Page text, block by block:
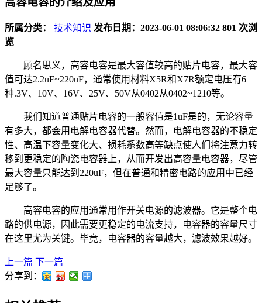
所属分类： 技术知识 发布日期：2023-06-01 08:06:32 801 次浏
览
顾名思义，高容电容是最大容值较高的贴片电容，最大容
值可达2.2uF~220uF，通常使用材料X5R和X7R额定电压有6
种.3V、10V、16V、25V、50V从0402从0402~1210等。
我们知道普通贴片电容的一般容值是1uF是的，无论容量
有多大，都会用电解电容器代替。然而，电解电容器的不稳定
性、高温下容量变化大、损耗系数高等缺点使人们将注意力转
移到更稳定的陶瓷电容器上，从而开发出高容量电容器，尽管
最大容量只能达到220uF，但在普通和精密电路的应用中已经
足够了。
高容电容的应用通常用作开关电源的滤波器。它是整个电
路的供电源，因此需要更稳定的电流支持，电容器的容量尺寸
在这里尤为关键。毕竟，电容器的容量越大，滤波效果越好。
上一篇 下一篇
分享到：